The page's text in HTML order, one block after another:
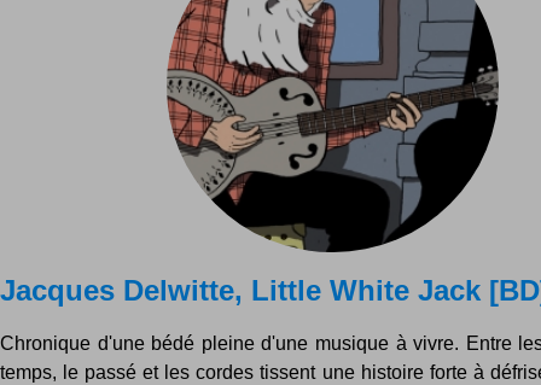
Jacques Delwitte, Little White Jack
Chronique d'une bédé pleine d'une musique à vivre. Entre
temps, le passé et les cordes tissent une histoire forte à